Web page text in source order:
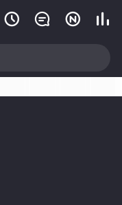
   